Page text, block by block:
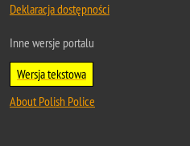
Deklaracja dostępności
Inne wersje portalu
Wersja tekstowa
About Polish Police